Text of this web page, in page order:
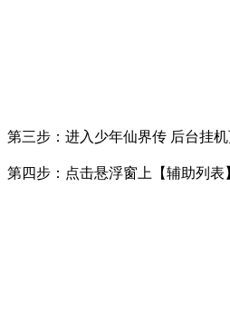
第三步：进入少年仙界传 后台挂
第四步：点击悬浮窗上【辅助列表